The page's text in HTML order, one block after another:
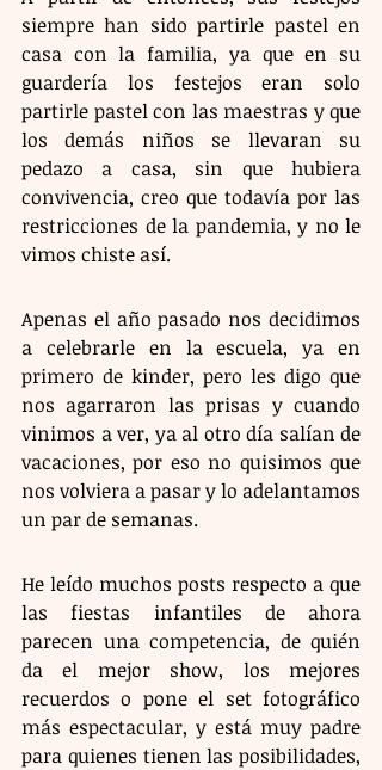
siempre han sido partirle pastel en
casa con la familia, ya que en su
guardería los festejos eran solo
partirle pastel con las maestras y que
los demás niños se llevaran su
pedazo a casa, sin que hubiera
convivencia, creo que todavía por las
restricciones de la pandemia, y no le
vimos chiste así.
Apenas el año pasado nos decidimos
a celebrarle en la escuela, ya en
primero de kinder, pero les digo que
nos agarraron las prisas y cuando
vinimos a ver, ya al otro día salían de
vacaciones, por eso no quisimos que
nos volviera a pasar y lo adelantamos
un par de semanas.
He leído muchos posts respecto a que
las fiestas infantiles de ahora
parecen una competencia, de quién
da el mejor show, los mejores
recuerdos o pone el set fotográfico
más espectacular, y está muy padre
para quienes tienen las posibilidades,